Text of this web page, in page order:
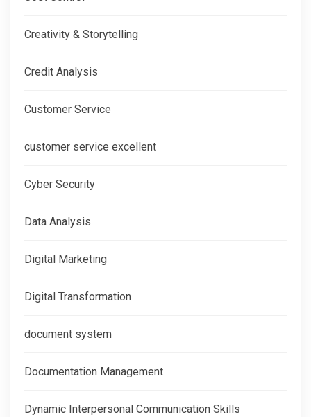
Creativity & Storytelling
Credit Analysis
Customer Service
customer service excellent
Cyber Security
Data Analysis
Digital Marketing
Digital Transformation
document system
Documentation Management
Dynamic Interpersonal Communication Skills